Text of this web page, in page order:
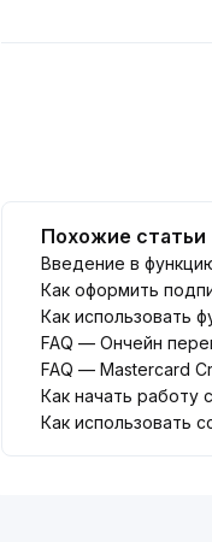
Похожие статьи
Введение в
Как оформить
Как использовать
FAQ — Ончейн
FAQ — Mastercard
Как начать работу
Как использовать